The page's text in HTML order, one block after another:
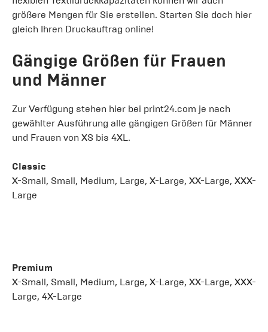
größere Mengen für Sie erstellen. Starten Sie doch hier
gleich Ihren Druckauftrag online!
Gängige Größen für Frauen
und Männer
Zur Verfügung stehen hier bei print24.com je nach
gewählter Ausführung alle gängigen Größen für Männer
und Frauen von XS bis 4XL.
Classic
X-Small, Small, Medium, Large, X-Large, XX-Large, XXX-
Large
Premium
X-Small, Small, Medium, Large, X-Large, XX-Large, XXX-
Large, 4X-Large